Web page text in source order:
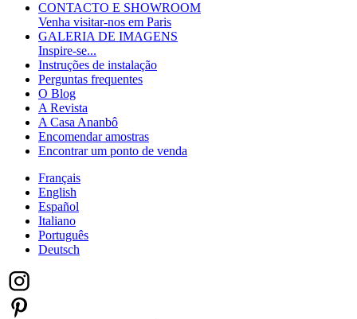
CONTACTO E SHOWROOM
Venha visitar-nos em Paris
GALERIA DE IMAGENS
Inspire-se...
Instruções de instalação
Perguntas frequentes
O Blog
A Revista
A Casa Ananbô
Encomendar amostras
Encontrar um ponto de venda
Français
English
Español
Italiano
Português
Deutsch